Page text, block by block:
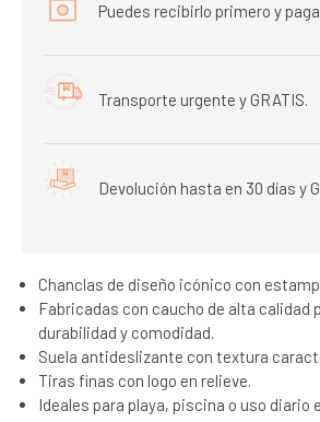
Puedes recibirlo primero y
Transporte urgente y GRATIS.
Devolución hasta en 30 días y
Chanclas de diseño icónico con
Fabricadas con caucho de alta calidad
durabilidad y comodidad.
Suela antideslizante con textura
Tiras finas con logo en relieve.
Ideales para playa, piscina o uso diario